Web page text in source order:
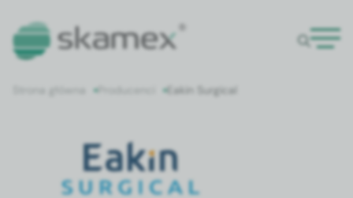
Producenci Eakin Surgical
Eakin Surgical